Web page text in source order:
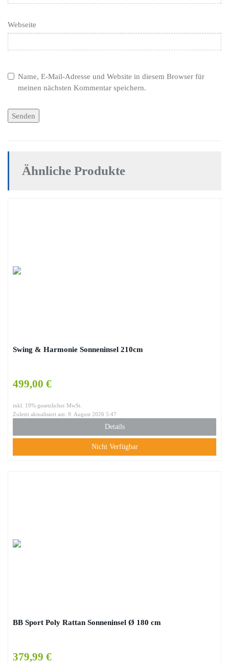
Webseite
Name, E-Mail-Adresse und Website in diesem Browser für
meinen nächsten Kommentar speichern.
Ähnliche Produkte
Swing & Harmonie Sonneninsel 210cm
499,00 €
inkl. 19% gesetzlicher MwSt.
Zuletzt aktualisiert am: 9. August 2026 5:47
Details
Nicht Verfügbar
BB Sport Poly Rattan Sonneninsel Ø 180 cm
379,99 €